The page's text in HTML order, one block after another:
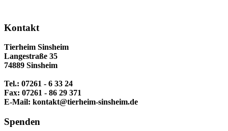
Kontakt
Tierheim Sinsheim
Langestraße 35
74889 Sinsheim
Tel.: 07261 - 6 33 24
Fax: 07261 - 86 29 371
E-Mail: kontakt@tierheim-sinsheim.de
Spenden